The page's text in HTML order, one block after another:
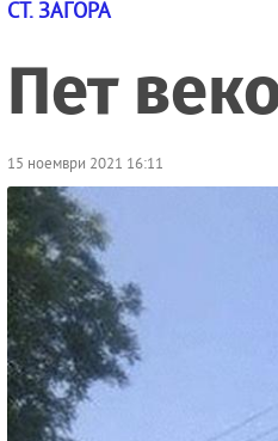
СТ. ЗАГОРА
Пет
15 ноември 2021 16:11